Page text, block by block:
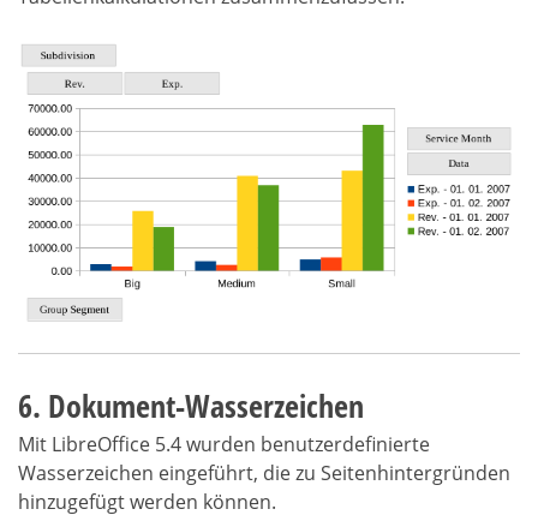
6. Dokument-Wasserzeichen
Mit LibreOffice 5.4 wurden benutzerdefinierte
Wasserzeichen eingeführt, die zu Seitenhintergründen
hinzugefügt werden können.